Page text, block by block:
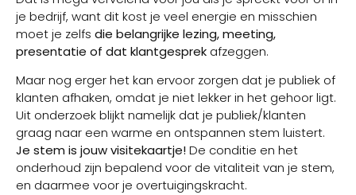
je bedrijf, want dit kost je veel energie en misschien
moet je zelfs die belangrijke lezing, meeting,
presentatie of dat klantgesprek afzeggen.
Maar nog erger het kan ervoor zorgen dat je publiek of
klanten afhaken, omdat je niet lekker in het gehoor ligt.
Uit onderzoek blijkt namelijk dat je publiek/klanten
graag naar een warme en ontspannen stem luistert.
Je stem is jouw visitekaartje!De conditie en het
onderhoud zijn bepalend voor de vitaliteit van je stem,
en daarmee voor je overtuigingskracht.